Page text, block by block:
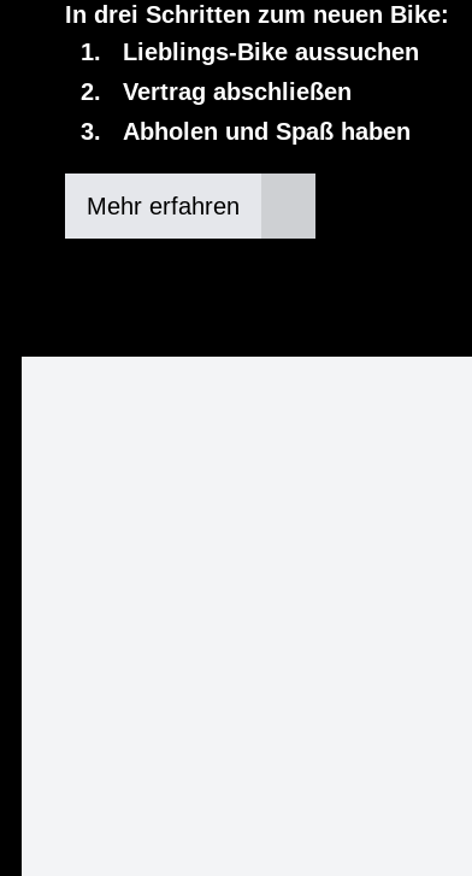
In drei Schritten zum neuen Bike:
Lieblings-Bike aussuchen
Vertrag abschließen
Abholen und Spaß haben
Mehr erfahren